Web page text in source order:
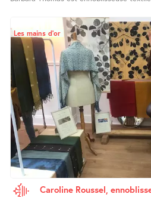
Les mains d’or
Caroline Roussel,